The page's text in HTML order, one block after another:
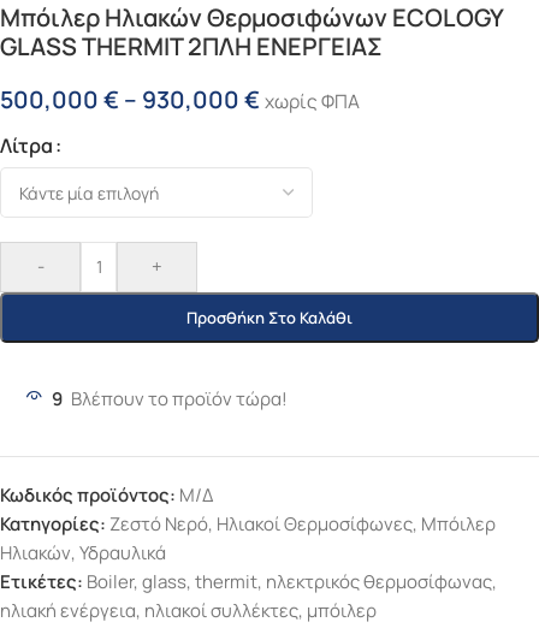
Μπόιλερ Ηλιακών Θερμοσιφώνων ECOLOGY
GLASS THERMIT 2ΠΛΗ ΕΝΕΡΓΕΙΑΣ
500,000€ – 930,000€ χωρίς ΦΠΑ
Λίτρα
- +
Προσθήκη Στο Καλάθι
9 Βλέπουν το προϊόν τώρα!
Κωδικός προϊόντος: Μ/Δ
Κατηγορίες: Ζεστό Νερό, Ηλιακοί Θερμοσίφωνες, Μπόιλερ
Ηλιακών,Υδραυλικά
Ετικέτες: Boiler,glass,thermit, ηλεκτρικός θερμοσίφωνας,
ηλιακή ενέργεια, ηλιακοί συλλέκτες, μπόιλερ